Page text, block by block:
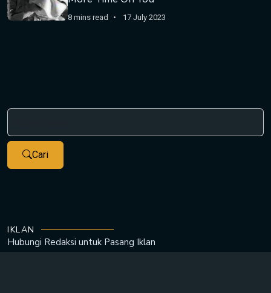
8 mins read 17 July 2023
Cari
IKLAN
Hubungi Redaksi untuk Pasang Iklan